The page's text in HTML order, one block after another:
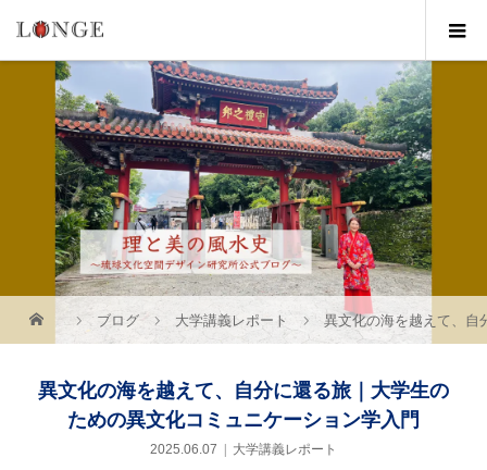
ブログ 大学講義レポート 異文化の海を越えて、自
異文化の海を越えて、自分に還る旅｜大学生の
ための異文化コミュニケーション学入門
2025.06.07 大学講義レポート